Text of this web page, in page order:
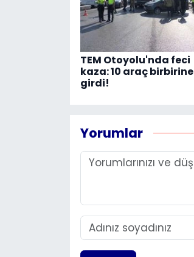
TEM Otoyolu'nda feci
kaza: 10 araç birbirine
girdi!
Yorumlar